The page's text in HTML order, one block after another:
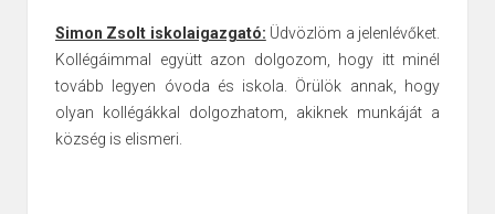
Simon Zsolt iskolaigazgató: Üdvözlöm a jelenlévőket.
Kollégáimmal együtt azon dolgozom, hogy itt minél
tovább legyen óvoda és iskola. Örülök annak, hogy
olyan kollégákkal dolgozhatom, akiknek munkáját a
község is elismeri.